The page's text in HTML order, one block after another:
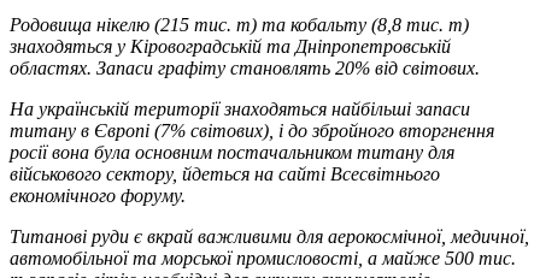
Родовища нікелю (215 тис. т) та кобальту (8,8 тис. т)
знаходяться у Кіровоградській та Дніпропетровській
областях. Запаси графіту становлять 20% від світових.
На українській території знаходяться найбільші запаси
титану в Європі (7% світових), і до збройного вторгнення
росії вона була основним постачальником титану для
військового сектору, йдеться на сайті Всесвітнього
економічного форуму.
Титанові руди є вкрай важливими для аерокосмічної, медичної,
автомобільної та морської промисловості, а майже 500 тис.